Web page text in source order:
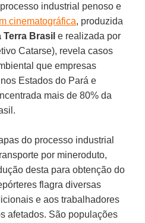
industrial penoso e
cinematográfica, produzida
Brasil e realizada por
Catarse), revela casos
que empresas
Estados do Pará e
mais de 80% da
do processo industrial
por mineroduto,
desta para obtenção do
flagra diversas
e aos trabalhadores
afetados. São populações